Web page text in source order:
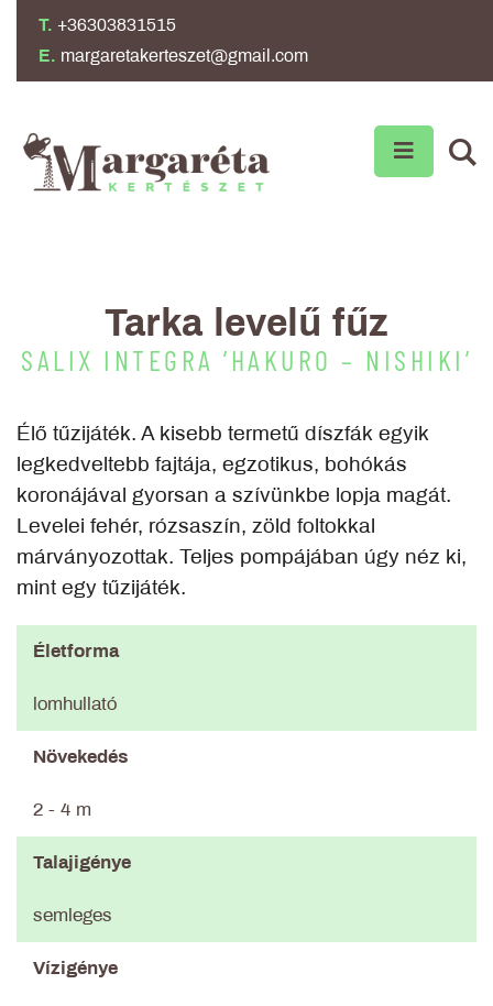
T. +36303831515
E. margaretakerteszet@gmail.com
Tarka levelű fűz
SALIX INTEGRA ’HAKURO – NISHIKI’
Élő tűzijáték. A kisebb termetű díszfák egyik
legkedveltebb fajtája, egzotikus, bohókás
koronájával gyorsan a szívünkbe lopja magát.
Levelei fehér, rózsaszín, zöld foltokkal
márványozottak. Teljes pompájában úgy néz ki,
mint egy tűzijáték.
Életforma
lomhullató
Növekedés
2 - 4 m
Talajigénye
semleges
Vízigénye